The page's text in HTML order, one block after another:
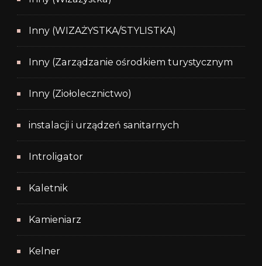
Inny (WIZAŻYSTKA/STYLISTKA)
Inny (Zarządzanie ośrodkiem turystycznym
Inny (Ziołolecznictwo)
instalacji i urządzeń sanitarnych
Introligator
Kaletnik
Kamieniarz
Kelner